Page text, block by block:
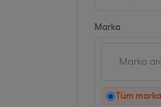
Marka
Tüm